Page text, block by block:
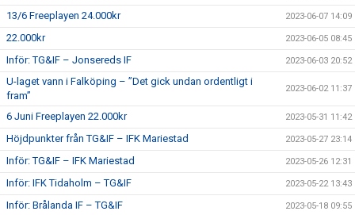
13/6 Freeplayen 24.000kr 2023-06-07 14:09
22.000kr 2023-06-05 08:45
Inför: TG&IF – Jonsereds IF 2023-06-03 20:52
U-laget vann i Falköping – ”Det gick undan ordentligt i
fram”
2023-06-02 11:37
6 Juni Freeplayen 22.000kr 2023-05-31 11:42
Höjdpunkter från TG&IF – IFK Mariestad 2023-05-27 23:14
Inför: TG&IF – IFK Mariestad 2023-05-26 12:31
Inför: IFK Tidaholm – TG&IF 2023-05-22 13:43
Inför: Brålanda IF – TG&IF 2023-05-18 09:55